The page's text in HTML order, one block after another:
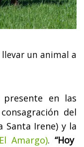
llevar un animal a
presente en las
del
Santa Irene) y la
Amargo). “Hoy